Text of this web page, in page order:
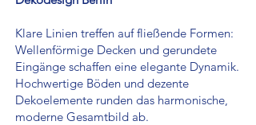
Klare Linien treffen auf fließende Formen:
Wellenförmige Decken und gerundete
Eingänge schaffen eine elegante Dynamik.
Hochwertige Böden und dezente
Dekoelemente runden das harmonische,
moderne Gesamtbild ab.